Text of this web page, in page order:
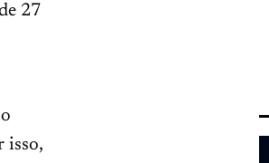
27
isso,